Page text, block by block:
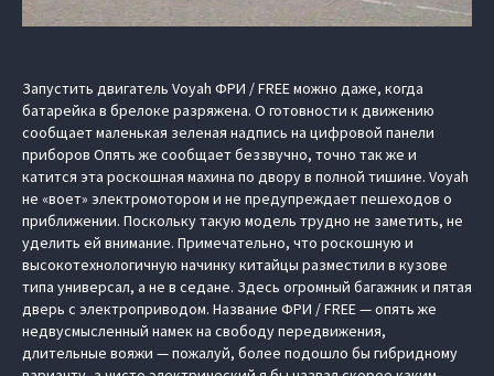
Запустить двигатель Voyah ФРИ / FREE можно даже, когда
батарейка в брелоке разряжена. О готовности к движению
сообщает маленькая зеленая надпись на цифровой панели
приборов Опять же сообщает беззвучно, точно так же и
катится эта роскошная махина по двору в полной тишине. Voyah
не «воет» электромотором и не предупреждает пешеходов о
приближении. Поскольку такую модель трудно не заметить, не
уделить ей внимание. Примечательно, что роскошную и
высокотехнологичную начинку китайцы разместили в кузове
типа универсал, а не в седане. Здесь огромный багажник и пятая
дверь с электроприводом. Название ФРИ / FREE — опять же
недвусмысленный намек на свободу передвижения,
длительные вояжи — пожалуй, более подошло бы гибридному